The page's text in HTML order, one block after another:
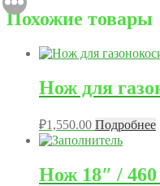
Похожие товары
Нож для
₽1,550.00 Подробнее
Нож 18″ /